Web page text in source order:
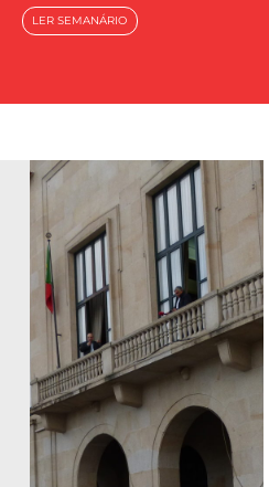
LER SEMANÁRIO